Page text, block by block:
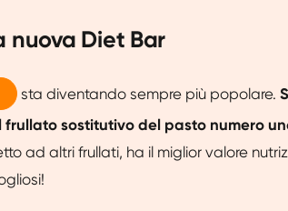
nuova Diet Bar
sta diventando sempre più popolare.
sostitutivo del pasto numero
ad altri frullati, ha il miglior valore